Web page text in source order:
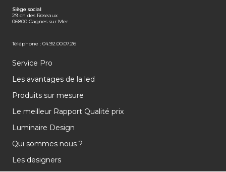
Siège social
29 ch des Roseaux
06800 Cagnes sur Mer
Téléphone : 04.92.00.07.26
Service Pro
Les avantages de la led
Produits sur mesure
Le meilleur Rapport Qualité prix
Luminaire Design
Qui sommes nous ?
Les designers